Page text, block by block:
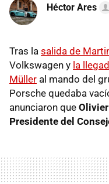
Héctor Ares
Tras la salida de
Volkswagen y la
Müller al mando del
Porsche quedaba
anunciaron que
Presidente del